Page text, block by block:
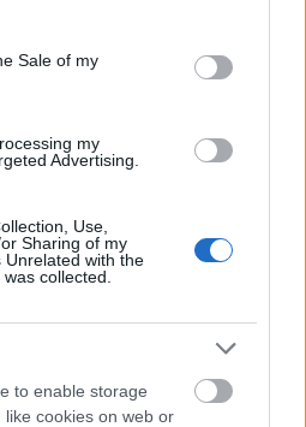
purposes in below Google
Sale of my
my
Advertising.
Use,
Sharing of my
Unrelated with the
collected.
to enable storage
cookies on web or